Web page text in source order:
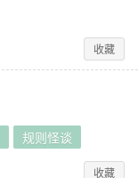
收藏
规则怪谈
收藏